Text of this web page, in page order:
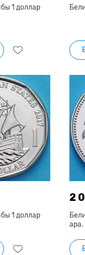
1 доллар
1 доллар
2
ара.